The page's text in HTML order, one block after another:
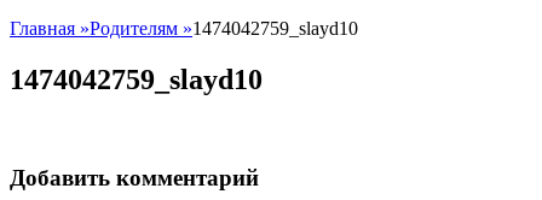
Главная »Родителям »1474042759_slayd10
1474042759_slayd10
Добавить комментарий